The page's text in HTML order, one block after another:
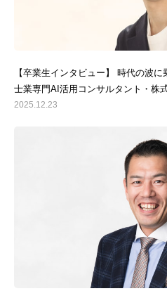
【卒業生インタビュー】 時代の波
士業専門AI活用コンサルタント・
田明（にしだあきら）さん〜
2025.12.23